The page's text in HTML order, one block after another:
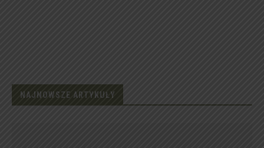
NAJNOWSZE ARTYKUŁY